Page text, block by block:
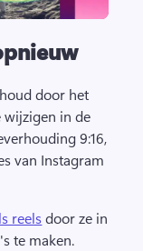
door het
wijzigen in de
9:16,
van Instagram
reels door ze in
te maken.